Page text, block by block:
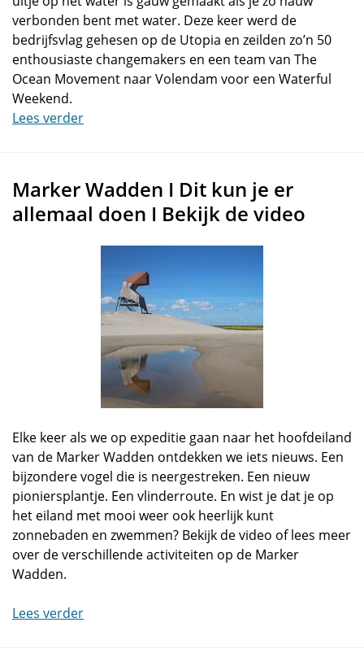
verbonden bent met water. Deze keer werd de
bedrijfsvlag gehesen op de Utopia en zeilden zo’n 50
enthousiaste changemakers en een team van The
Ocean Movement naar Volendam voor een Waterful
Weekend.
Lees verder
Marker Wadden I Dit kun je er
allemaal doen I Bekijk de video
Elke keer als we op expeditie gaan naar het hoofdeiland
van de Marker Wadden ontdekken we iets nieuws. Een
bijzondere vogel die is neergestreken. Een nieuw
pioniersplantje. Een vlinderroute. En wist je dat je op
het eiland met mooi weer ook heerlijk kunt
zonnebaden en zwemmen? Bekijk de video of lees meer
over de verschillende activiteiten op de Marker
Wadden.
Lees verder